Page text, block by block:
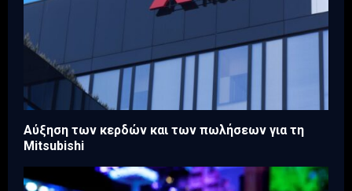
Aύξηση των κερδών και των πωλήσεων για τη
Mitsubishi